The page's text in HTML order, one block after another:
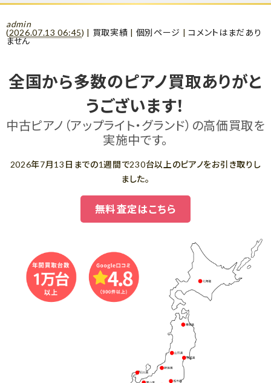
admin
(2026.07.13 06:45) | 買取実績 | 個別ページ |コメントはまだあり
ません
全国から多数のピアノ買取ありがと
うございます！
中古ピアノ（アップライト・グランド）の高価買取を
実施中です。
2026年7月13日までの1週間で230台以上のピアノをお引き取りし
ました。
無料査定はこちら